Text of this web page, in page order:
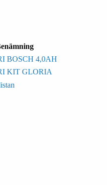
BOSCH 4,0AH
KIT GLORIA